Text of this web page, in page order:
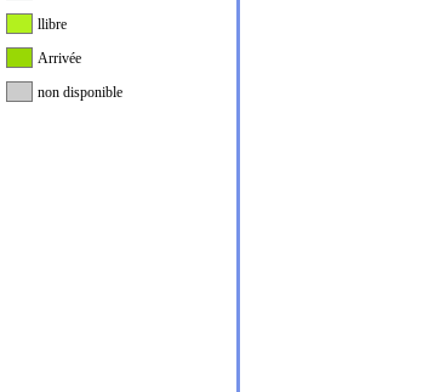
llibre
Arrivée
non disponible